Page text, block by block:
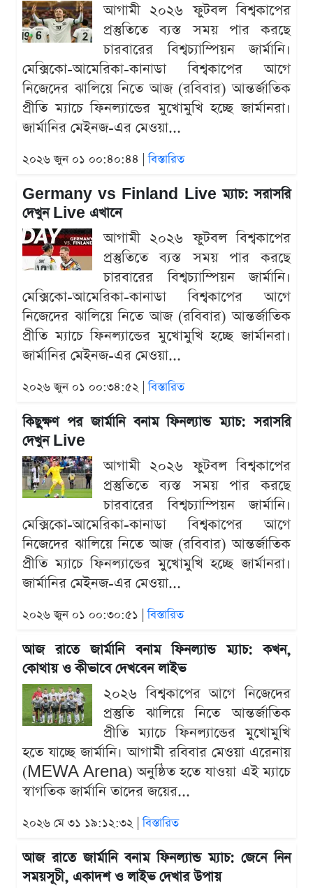
আগামী ২০২৬ ফুটবল বিশ্বকাপের
প্রস্তুতিতে ব্যস্ত সময় পার করছে
চারবারের বিশ্বচ্যাম্পিয়ন জার্মানি।
মেক্সিকো-আমেরিকা-কানাডা বিশ্বকাপের আগে
নিজেদের ঝালিয়ে নিতে আজ (রবিবার) আন্তর্জাতিক
প্রীতি ম্যাচে ফিনল্যান্ডের মুখোমুখি হচ্ছে জার্মানরা।
জার্মানির মেইনজ-এর মেওয়া...
২০২৬ জুন ০১ ০০:৪০:৪৪ |বিস্তারিত
Germany vs Finland Live ম্যাচ: সরাসরি
দেখুন Live এখানে
আগামী ২০২৬ ফুটবল বিশ্বকাপের
প্রস্তুতিতে ব্যস্ত সময় পার করছে
চারবারের বিশ্বচ্যাম্পিয়ন জার্মানি।
মেক্সিকো-আমেরিকা-কানাডা বিশ্বকাপের আগে
নিজেদের ঝালিয়ে নিতে আজ (রবিবার) আন্তর্জাতিক
প্রীতি ম্যাচে ফিনল্যান্ডের মুখোমুখি হচ্ছে জার্মানরা।
জার্মানির মেইনজ-এর মেওয়া...
২০২৬ জুন ০১ ০০:৩৪:৫২ |বিস্তারিত
কিছুক্ষণ পর জার্মানি বনাম ফিনল্যান্ড ম্যাচ: সরাসরি
দেখুন Live
আগামী ২০২৬ ফুটবল বিশ্বকাপের
প্রস্তুতিতে ব্যস্ত সময় পার করছে
চারবারের বিশ্বচ্যাম্পিয়ন জার্মানি।
মেক্সিকো-আমেরিকা-কানাডা বিশ্বকাপের আগে
নিজেদের ঝালিয়ে নিতে আজ (রবিবার) আন্তর্জাতিক
প্রীতি ম্যাচে ফিনল্যান্ডের মুখোমুখি হচ্ছে জার্মানরা।
জার্মানির মেইনজ-এর মেওয়া...
২০২৬ জুন ০১ ০০:৩০:৫১ |বিস্তারিত
আজ রাতে জার্মানি বনাম ফিনল্যান্ড ম্যাচ: কখন,
কোথায় ও কীভাবে দেখবেন লাইভ
২০২৬ বিশ্বকাপের আগে নিজেদের
প্রস্তুতি ঝালিয়ে নিতে আন্তর্জাতিক
প্রীতি ম্যাচে ফিনল্যান্ডের মুখোমুখি
হতে যাচ্ছে জার্মানি। আগামী রবিবার মেওয়া এরেনায়
(MEWA Arena) অনুষ্ঠিত হতে যাওয়া এই ম্যাচে
স্বাগতিক জার্মানি তাদের জয়ের...
২০২৬ মে ৩১ ১৯:১২:৩২ |বিস্তারিত
আজ রাতে জার্মানি বনাম ফিনল্যান্ড ম্যাচ: জেনে নিন
সময়সূচী, একাদশ ও লাইভ দেখার উপায়